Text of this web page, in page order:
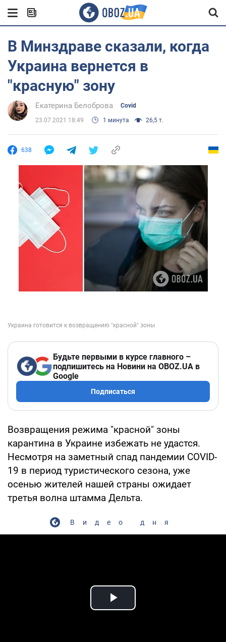
В Минздраве сказали, когда
Украина вернется в
"красную" зону
Екатерина Белоброва Covid
23.07.2021 18:49 1 минута 26,5 т.
638
Будьте первыми в курсе главного –
подпишитесь на Новини на OBOZ.UA в
Google
Подписаться
Возвращения режима "красной" зоны
карантина в Украине избежать не удастся.
Несмотря на заметный спад пандемии COVID-
19 в период туристического сезона, уже
осенью жителей нашей страны ожидает
третья волна штамма Дельта.
Видео дня
Play Video